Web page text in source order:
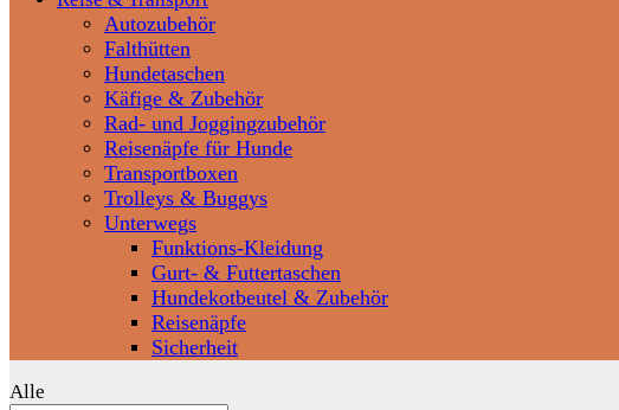
Autozubehör
Falthütten
Hundetaschen
Käfige & Zubehör
Rad- und Joggingzubehör
Reisenäpfe für Hunde
Transportboxen
Trolleys & Buggys
Unterwegs
Funktions-Kleidung
Gurt- & Futtertaschen
Hundekotbeutel & Zubehör
Reisenäpfe
Sicherheit
Alle